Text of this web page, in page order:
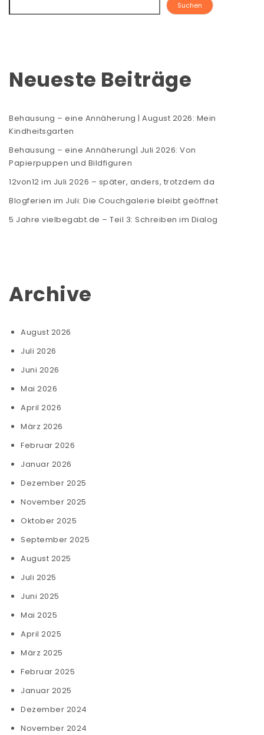
Suchen
Neueste Beiträge
Behausung – eine Annäherung | August 2026: Mein
Kindheitsgarten
Behausung – eine Annäherung| Juli 2026: Von
Papierpuppen und Bildfiguren
12von12 im Juli 2026 – später, anders, trotzdem da
Blogferien im Juli: Die Couchgalerie bleibt geöffnet
5 Jahre vielbegabt.de – Teil 3: Schreiben im Dialog
Archive
August 2026
Juli 2026
Juni 2026
Mai 2026
April 2026
März 2026
Februar 2026
Januar 2026
Dezember 2025
November 2025
Oktober 2025
September 2025
August 2025
Juli 2025
Juni 2025
Mai 2025
April 2025
März 2025
Februar 2025
Januar 2025
Dezember 2024
November 2024